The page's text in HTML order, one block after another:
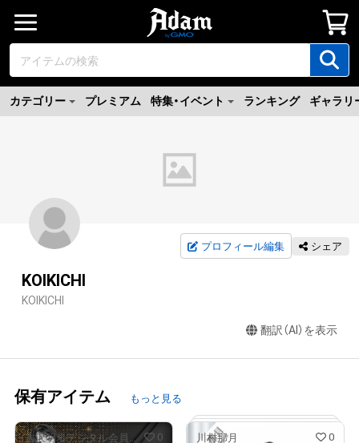
カテゴリー プレミアム 特集・イベント ランキング ギャラリ
プロフィール編集 シェア
KOIKICHI
KOIKICHI
翻訳（AI）を表示
保有アイテム もっと見る
吉沢明歩デジタル会員ファンクラブ/吉泽明步电子会员粉丝俱乐部 0 川村那月 0